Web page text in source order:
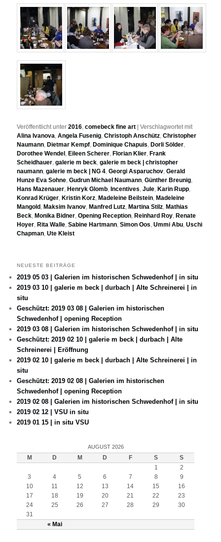
Veröffentlicht unter 2016,comebeck fine art |Verschlagwortet mit
Alina Ivanova,Angela Fusenig,Christoph Anschütz,Christopher
Naumann, Dietmar Kempf, Dominique Chapuis, Dorli Sölder,
Dorothee Wendel , Eileen Scherer, Florian Klier, Frank
Scheidhauer,galerie m beck,galerie m beck | christopher
naumann,galerie m beck | NG 4,Georgi Asparuchov,Gerald
Hunze Eva Sohne,Gudrun Michael Naumann,Günther Breunig,
Hans Mazenauer, Henryk Glomb, Incentives,Jule, Karin Rupp,
Konrad Krüger, Kristin Korz, Madeleine Beilstein, Madeleine
Mangold , Maksim Ivanov, Manfred Lutz, Martina Stilz, Mathias
Beck, Monika Bidner,Opening Reception, Reinhard Roy, Renate
Hoyer, Rita Walle,Sabine Hartmann,Simon Oos,Ummi Abu,Uschi
Chapman,Ute Kleist
NEUESTE BEITRÄGE
2019 05 03 | Galerien im historischen Schwedenhof | in situ
2019 03 10 | galerie m beck | durbach | Alte Schreinerei | in
situ
Geschützt: 2019 03 08 | Galerien im historischen
Schwedenhof | opening Reception
2019 03 08 | Galerien im historischen Schwedenhof | in situ
Geschützt: 2019 02 10 | galerie m beck | durbach | Alte
Schreinerei | Eröffnung
2019 02 10 | galerie m beck | durbach | Alte Schreinerei | in
situ
Geschützt: 2019 02 08 | Galerien im historischen
Schwedenhof | opening Reception
2019 02 08 | Galerien im historischen Schwedenhof | in situ
2019 02 12 | VSU in situ
2019 01 15 | in situ VSU
AUGUST 2026
M D M D F S S
« Mai
1
2
3
4 5 6 7 8
9
10
11 12 13 14 15
16
17
18 19 20 21 22
23
24
25 26 27 28 29
30
31